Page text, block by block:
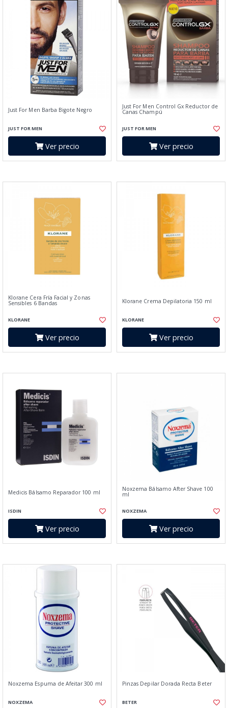
Just For Men Barba Bigote Negro
JUST FOR MEN
Ver precio
Just For Men Control Gx Reductor de
Canas Champú
JUST FOR MEN
Ver precio
Klorane Cera Fría Facial y Zonas
Sensibles 6 Bandas
KLORANE
Ver precio
Klorane Crema Depilatoria 150 ml
KLORANE
Ver precio
Medicis Bálsamo Reparador 100 ml
ISDIN
Ver precio
Noxzema Bálsamo After Shave 100
ml
NOXZEMA
Ver precio
Noxzema Espuma de Afeitar 300 ml
NOXZEMA
Pinzas Depilar Dorada Recta Beter
BETER